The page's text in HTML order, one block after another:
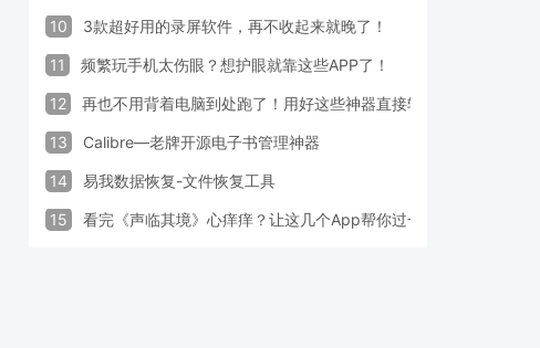
10 3款超好用的录屏软件，再不收起来就晚了！
11 频繁玩手机太伤眼？想护眼就靠这些APP了！
12 再也不用背着电脑到处跑了！用好这些神器直接轻松办公
13 Calibre—老牌开源电子书管理神器
14 易我数据恢复-文件恢复工具
15 看完《声临其境》心痒痒？让这几个App帮你过一把配音瘾